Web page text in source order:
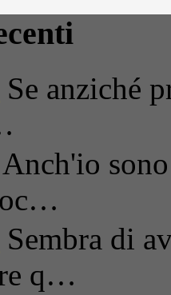
Se anziché
Anch'io
Sembra di
q…